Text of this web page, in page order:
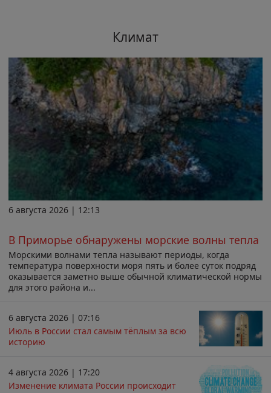
Климат
6 августа 2026 | 12:13
В Приморье обнаружены морские волны тепла
Морскими волнами тепла называют периоды, когда
температура поверхности моря пять и более суток подряд
оказывается заметно выше обычной климатической нормы
для этого района и...
6 августа 2026 | 07:16
Июль в России стал самым тёплым за всю
историю
4 августа 2026 | 17:20
Изменение климата России происходит